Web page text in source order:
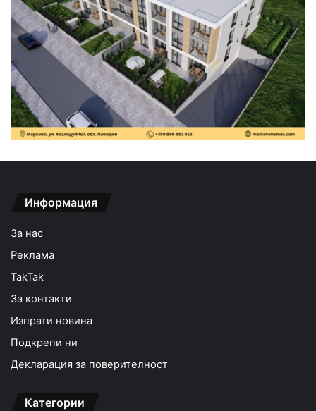
Информация
За нас
Реклама
TakTak
За контакти
Изпрати новина
Подкрепи ни
Декларация за поверителност
Категории